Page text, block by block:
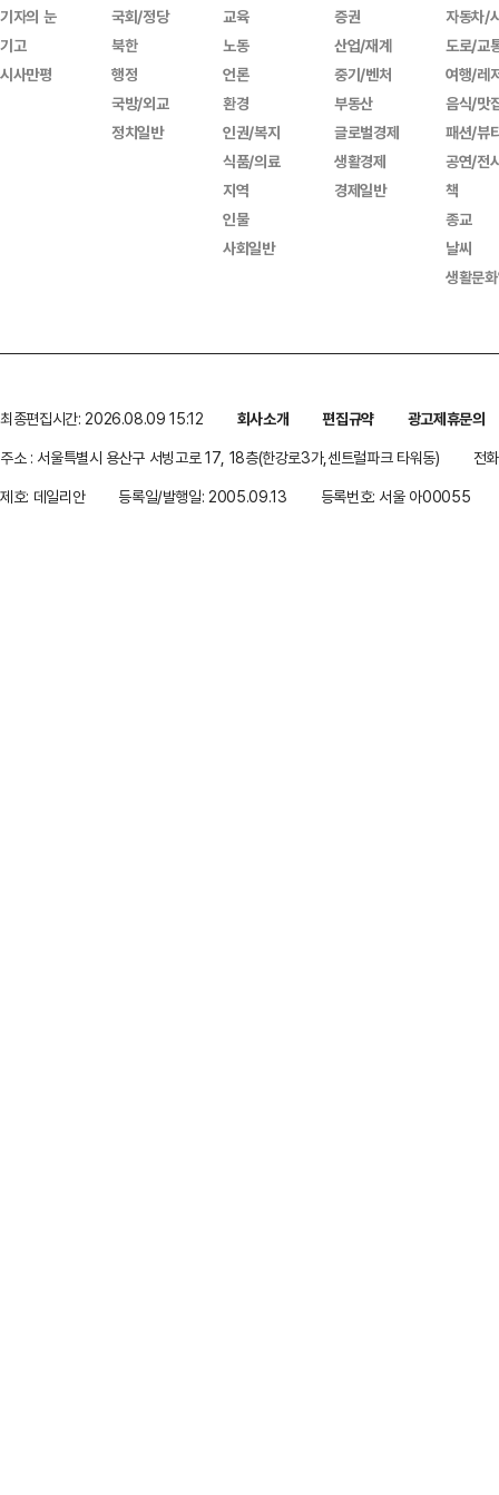
기자의 눈
기고
시사만평
국회/정당
북한
행정
국방/외교
정치일반
교육
노동
언론
환경
인권/복지
식품/의료
지역
인물
사회일반
증권
산업/재계
중기/벤처
부동산
글로벌경제
생활경제
경제일반
자동차/
도로/교
여행/레
음식/맛
패션/뷰
공연/전
책
종교
날씨
생활문
최종편집시간: 2026.08.09 15:12 회사소개 편집규약
광고제휴문의
주소 : 서울특별시 용산구 서빙고로 17, 18층(한강로3가,센트럴파크 타워동)
전
제호: 데일리안
등록일/발행일: 2005.09.13 등록번호: 서울 아00055